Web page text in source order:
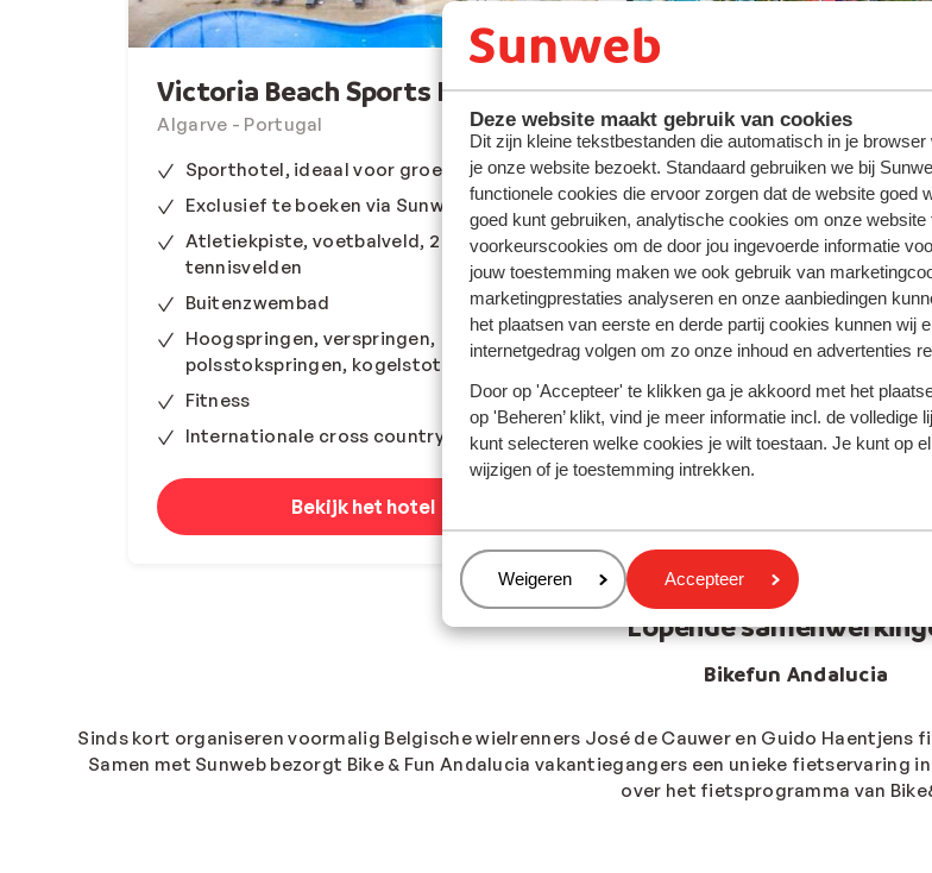
Deze website maakt gebruik van cookies
Dit zijn kleine tekstbestanden die automatisch in je
je onze website bezoekt. Standaard gebruiken we bij
functionele cookies die ervoor zorgen dat de website goed
goed kunt gebruiken, analytische cookies om onze website
voorkeurscookies om de door jou ingevoerde informatie
jouw toestemming maken we ook gebruik van
marketingprestaties analyseren en onze aanbiedingen
het plaatsen van eerste en derde partij cookies kunnen wij
internetgedrag volgen om zo onze inhoud en advertenties
Door op 'Accepteer' te klikken ga je akkoord met het
op 'Beheren’ klikt, vind je meer informatie incl. de volledige
kunt selecteren welke cookies je wilt toestaan. Je kunt op
wijzigen of je toestemming intrekken.
Beheren
Weigeren Accepteer
Victoria Beach Sports Hotel
Algarve - Portugal
Sporthotel, ideaal voor groepen
Exclusief te boeken via Sunweb
Atletiekpiste, voetbalveld, 2 paddle
tennisvelden
Buitenzwembad
Hoogspringen, verspringen,
polsstokspringen, kogelstoten
Fitness
Internationale cross country track
Bekijk het hotel
Ideaal voor een
Adriana Beach Club
terreinen
Hotel Gural Premier
Hotel Limak Arcadia - 4
Hotel Miracle Resort - 4
Hotel Titanic Deluxe Golf
terreinen
Lopende
Bikefun Andalucia
Sinds kort organiseren voormalig Belgische wielrenners José de Cauwer en Guido Haentjens
Samen met Sunweb bezorgt Bike & Fun Andalucia vakantiegangers een unieke fietservaring
over het fietsprogramma van